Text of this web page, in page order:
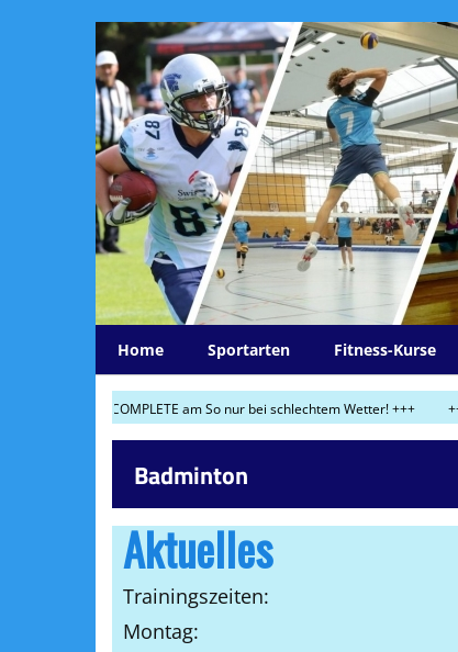
Home Sportarten Fitness-Kurse
COMPLETE am So nur bei schlechtem Wetter! +++ +++
Badminton
Aktuelles
Trainingszeiten:
Montag: